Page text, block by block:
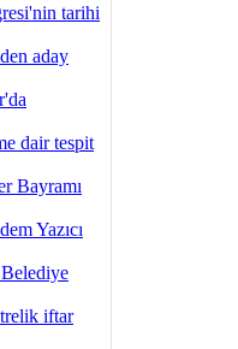
tarihi
aday
dair tespit
Bayramı
Yazıcı
iftar